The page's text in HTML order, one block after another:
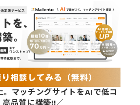
マッチングサイトをAIで低コ